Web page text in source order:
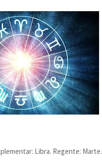
Libra. Regente: Marte.